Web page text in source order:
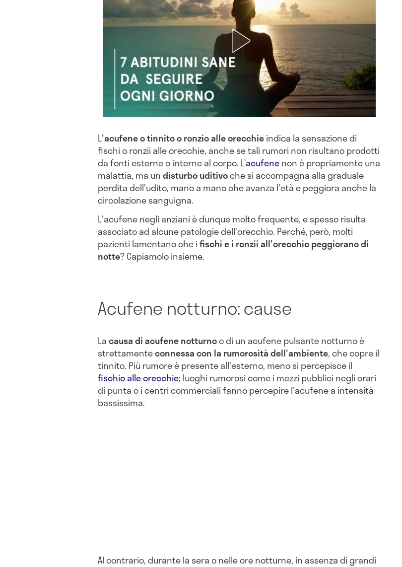
L'acufene o tinnito o ronzio alle orecchieindica la sensazione di
fischi o ronzii alle orecchie, anche se tali rumori non risultano prodotti
da fonti esterne o interne al corpo. L’acufenenon è propriamente una
malattia, ma undisturbo uditivoche si accompagna alla graduale
perdita dell'udito, mano a mano che avanza l'età e peggiora anche la
circolazione sanguigna.
L'acufene negli anziani è dunque molto frequente, e spesso risulta
associato ad alcune patologie dell'orecchio. Perché, però, molti
pazienti lamentano che ifischi e i ronzii all'orecchio peggiorano di
notte? Capiamolo insieme.
Acufene notturno: cause
Lacausa diacufene notturnoo di un acufene pulsante notturno è
strettamenteconnessa con la rumorosità dell'ambiente, che copre il
tinnito. Più rumore è presente all'esterno, meno si percepisce il
fischio alle orecchie; luoghi rumorosi come i mezzi pubblici negli orari
di punta o i centri commerciali fanno percepire l'acufene a intensità
bassissima.
Al contrario, durante la sera o nelle ore notturne, in assenza di grandi